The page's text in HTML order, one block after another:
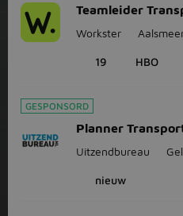
Teamleider
Workster
19 HBO
GESPONSORD
Planner
Uitzendbureau
nieuw